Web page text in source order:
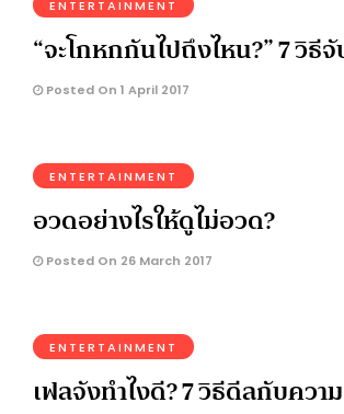
ENTERTAINMENT
“จะโกหกกันไปถึงไหน?” 7 วิธี
Posted On 1 April 2017
ENTERTAINMENT
อวดอย่างไรให้ดูไม่อวด?
Posted On 26 March 2017
ENTERTAINMENT
เฟลจังทำไงดี? 7 วิธีดีลกับคว